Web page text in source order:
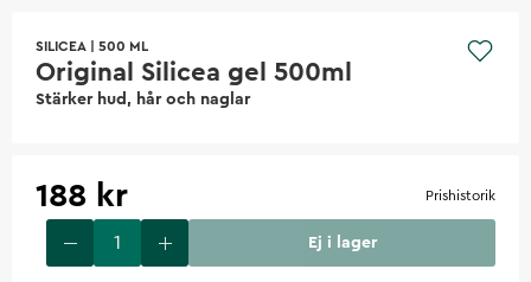
SILICEA 500 ML
Original Silicea gel 500ml
Stärker hud, hår och naglar
188 kr Prishistorik
Ej i lager